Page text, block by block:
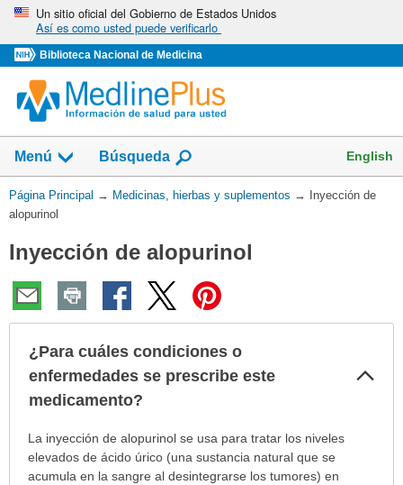
Omita
vaya
al
Contenido
Un sitio oficial del Gobierno de Estados Unidos
Así es como usted puede verificarlo
Biblioteca Nacional de Medicina
Menú
Mostrar
campo
de
Búsqueda English
Usted
está
Página Principal → Medicinas, hierbas y suplementos → Inyección de
alopurinol
Inyección de alopurinol
¿Para cuáles condiciones o
enfermedades se prescribe este
medicamento?
¿Para
cuáles
condiciones
La inyección de alopurinol se usa para tratar los niveles
elevados de ácido úrico (una sustancia natural que se
acumula en la sangre al desintegrarse los tumores) en